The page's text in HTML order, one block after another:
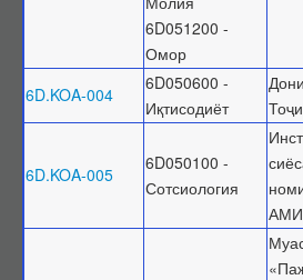
Иттилоот аз ШЭ
Дараҷаҳои илмӣ
Тартиби додани дараҷа ва унвонҳои
Феҳристи ҳуҷҷатҳои дараҷаи илмӣ
Фармоишҳо оид ба додани дараҷаи
Фармоишҳо оид ба маҳрумсозии
Фармоишҳо дар бораи рад ва
6D051200 -
Омор
6D.KOA-004
6D050600 -
Иқтисодиёт
6D.KOA-005
6D050100 -
Сотсиология